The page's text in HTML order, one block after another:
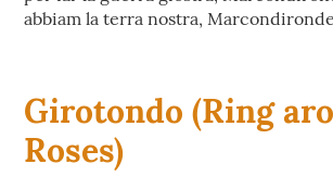
abbiam la terra nostra,
Girotondo (Ring
Roses)